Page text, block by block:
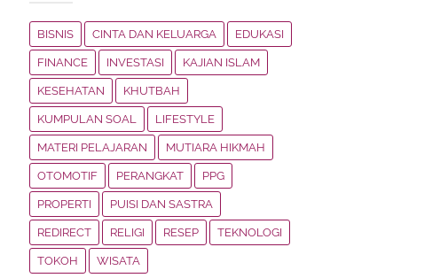
BISNIS CINTA DAN KELUARGA EDUKASI
FINANCE INVESTASI KAJIAN ISLAM
KESEHATAN KHUTBAH
KUMPULAN SOAL LIFESTYLE
MATERI PELAJARAN MUTIARA HIKMAH
OTOMOTIF PERANGKAT PPG
PROPERTI PUISI DAN SASTRA
REDIRECT RELIGI RESEP TEKNOLOGI
TOKOH WISATA